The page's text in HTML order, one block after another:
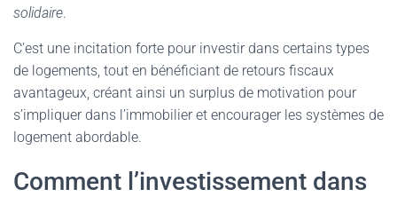
solidaire.
C’est une incitation forte pour investir dans certains types
de logements, tout en bénéficiant de retours fiscaux
avantageux, créant ainsi un surplus de motivation pour
s’impliquer dans l’immobilier et encourager les systèmes de
logement abordable.
Comment l’investissement dans